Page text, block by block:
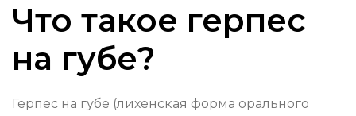
Что такое герпес
на губе?
Герпес на губе (лихенская форма орального